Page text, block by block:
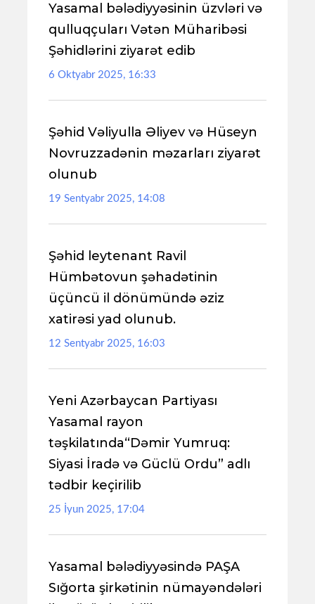
Yasamal bələdiyyəsinin üzvləri və
qulluqçuları Vətən Müharibəsi
Şəhidlərini ziyarət edib
6 Oktyabr 2025, 16:33
Şəhid Vəliyulla Əliyev və Hüseyn
Novruzzadənin məzarları ziyarət
olunub
19 Sentyabr 2025, 14:08
Şəhid leytenant Ravil
Hümbətovun şəhadətinin
üçüncü il dönümündə əziz
xatirəsi yad olunub.
12 Sentyabr 2025, 16:03
Yeni Azərbaycan Partiyası
Yasamal rayon
təşkilatında“Dəmir Yumruq:
Siyasi İradə və Güclü Ordu” adlı
tədbir keçirilib
25 İyun 2025, 17:04
Yasamal bələdiyyəsində PAŞA
Sığorta şirkətinin nümayəndələri